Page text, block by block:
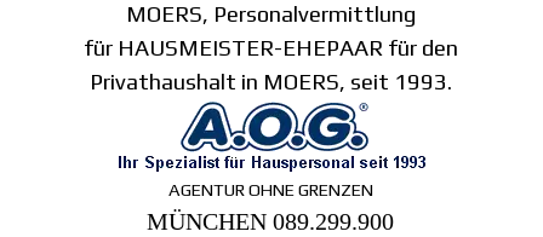
MOERS, Personalvermittlung
für HAUSMEISTER-EHEPAAR für den
Privathaushalt in MOERS, seit 1993.
AGENTUR OHNE GRENZEN
MÜNCHEN 089.299.900